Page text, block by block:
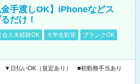
金手渡しOK】iPhoneなどス
だけ！
会人未経験OK 大学生歓迎
ブランクOK
▼日払いOK（規定あり） ■初勤務手当あり